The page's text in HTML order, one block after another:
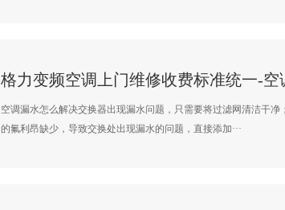
空调漏水怎么解决交换器出现漏水问题，只需要将过滤网清洁干净
的氟利昂缺少，导致交换处出现漏水的问题，直接添加···